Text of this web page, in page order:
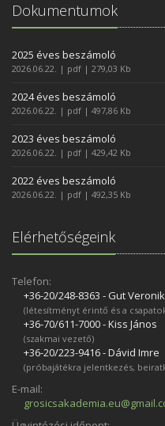
Dokumentumok
2025 éves beszámoló
2026.06.22. | pdf | 279,03 Kb
2024 éves beszámoló
2026.06.22. | pdf | 497,86 Kb
2023 éves beszámoló
2026.06.22. | pdf | 429,42 Kb
2022 éves beszámoló
2026.06.22. | pdf | 492,35 Kb
Elérhetőségeink
Telefon:
+36-20/248­-8363 - Gut
(létesítményt érintő és a
+36-70/611­-7000 - Kiss János
(szakmai vezető)
+36-20/223­-9416 - Dávid Imre
(próbajátékra jelentkezés,
E-mail: